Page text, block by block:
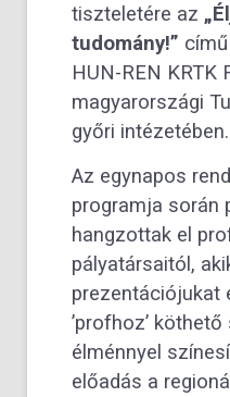
tiszteletére az
tudomány!”
HUN-REN KRTK
magyarországi
győri intézetében.
Az egynapos
programja során
hangzottak el
pályatársaitól,
prezentációjukat
’profhoz’
élménnyel
előadás a